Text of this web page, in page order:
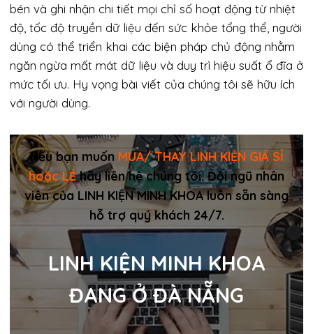
bén và ghi nhận chi tiết mọi chỉ số hoạt động từ nhiệt
độ, tốc độ truyền dữ liệu đến sức khỏe tổng thể, người
dùng có thể triển khai các biện pháp chủ động nhằm
ngăn ngừa mất mát dữ liệu và duy trì hiệu suất ổ đĩa ở
mức tối ưu. Hy vọng bài viết của chúng tôi sẽ hữu ích
với người dùng.
Nếu bạn muốn MUA/ THAY LINH KIỆN GIÁ SỈ
hoặc LẺhãy liên hệ chúng tôi. Đội ngũ nhân
viên của LINH KIỆN MINH KHOA luôn sẵn sàng
hỗ trợ quý khách 24/7.
LINH KIỆN MINH KHOA
ĐANG Ở ĐÀ NẴNG